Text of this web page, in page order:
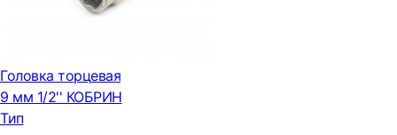
Головка торцевая
9 мм 1/2'' КОБРИН
Тип